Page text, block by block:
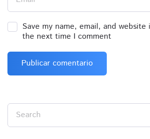
Save my name, email, and
the next time I comment
Search